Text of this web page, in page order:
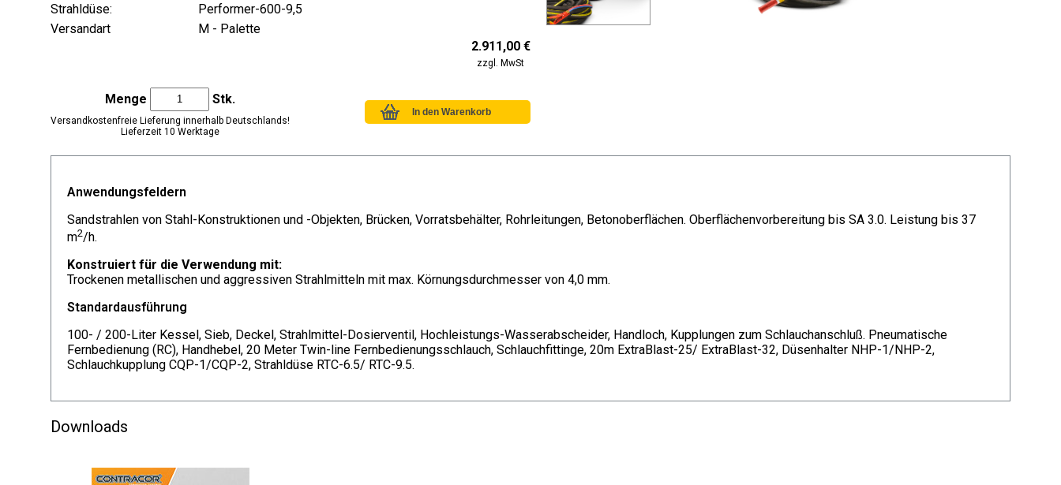
Strahldüse:
Performer-600-9,5
Versandart
M - Palette
2.911,00 €
zzgl. MwSt
Menge Stk.
Versandkostenfreie Lieferung innerhalb Deutschlands!
Lieferzeit 10 Werktage
Anwendungsfeldern
Sandstrahlen von Stahl-Konstruktionen und -Objekten, Brücken, Vorratsbehälter, Rohrleitungen, Betonoberflächen. Oberflächenvorbereitung bis SA 3.0. Leistung bis 37
m2/h.
Konstruiert für die Verwendung mit:
Trockenen metallischen und aggressiven Strahlmitteln mit max. Körnungsdurchmesser von 4,0 mm.
Standardausführung
100- / 200-Liter Kessel, Sieb, Deckel, Strahlmittel-Dosierventil, Hochleistungs-Wasserabscheider, Handloch, Kupplungen zum Schlauchanschluß. Pneumatische
Fernbedienung (RC), Handhebel, 20 Meter Twin-line Fernbedienungsschlauch, Schlauchfittinge, 20m ExtraBlast-25/ ExtraBlast-32, Düsenhalter NHP-1/NHP-2,
Schlauchkupplung CQP-1/CQP-2, Strahldüse RTC-6.5/ RTC-9.5.
Downloads